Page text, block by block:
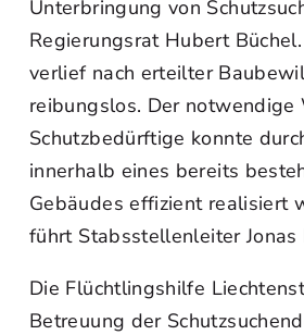
Unterbringung von
Regierungsrat Hubert
verlief nach erteilter
reibungslos. Der notwendige
Schutzbedürftige konnte
innerhalb eines bereits
Gebäudes effizient realisiert
führt Stabsstellenleiter Jonas
Die Flüchtlingshilfe
Betreuung der